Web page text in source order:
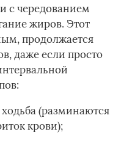
с чередованием
жиров. Этот
продолжается
даже если просто
(разминаются
крови);